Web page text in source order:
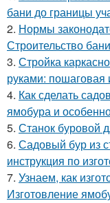
бани до границы
2. Нормы
Строительство
3. Стройка
руками: пошаговая
4. Как сделать
ямобура и
5. Станок буровой
6. Садовый бур из
инструкция по
7. Узнаем, как
Изготовление